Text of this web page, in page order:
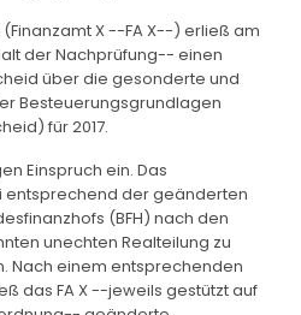
X --FA X--) erließ am
der Nachprüfung-- einen
über die gesonderte und
Besteuerungsgrundlagen
für 2017.
Einspruch ein. Das
entsprechend der geänderten
(BFH) nach den
unechten Realteilung zu
Nach einem entsprechenden
das FA X --jeweils gestützt auf